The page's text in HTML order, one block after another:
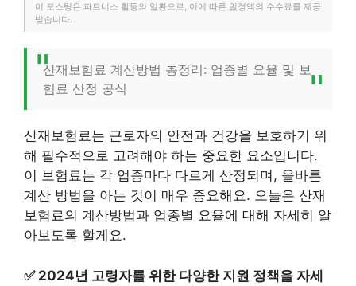
이 포스팅은 파트너스 활동의 일환으로, 이에 따른 일정액의 수수료를 제공
받습니다.
산재보험료 계산방법 총정리: 업종별 요율 및 보
험료 산정 공식
산재보험료는 근로자의 안전과 건강을 보호하기 위
해 필수적으로 고려해야 하는 중요한 요소입니다.
이 보험료는 각 업종마다 다르게 산정되며, 올바른
계산 방법을 아는 것이 매우 중요해요. 오늘은 산재
보험료의 계산방법과 업종별 요율에 대해 자세히 알
아보도록 할게요.
✅ 2024년 고령자를 위한 다양한 지원 정책을 자세